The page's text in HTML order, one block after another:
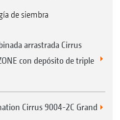
de siembra
arrastrada Cirrus
con depósito de triple
Cirrus 9004-2C Grand